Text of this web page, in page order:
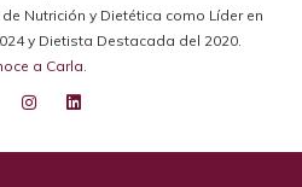
Nutrición y Dietética como Líder en
y Dietista Destacada del 2020.
a Carla